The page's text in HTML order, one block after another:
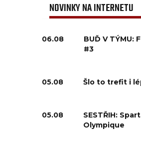
NOVINKY NA INTERNETU
06.08
BUĎ V TÝMU:
#3
05.08 Šlo to trefit i
05.08
SESTŘIH:
Olympique